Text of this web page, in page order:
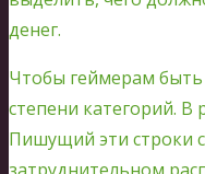
денег.
Чтобы геймерам
степени категорий. В
Пишущий эти строки